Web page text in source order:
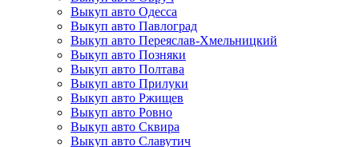
Выкуп авто Одесса
Выкуп авто Павлоград
Выкуп авто Переяслав-Хмельницкий
Выкуп авто Позняки
Выкуп авто Полтава
Выкуп авто Прилуки
Выкуп авто Ржищев
Выкуп авто Ровно
Выкуп авто Сквира
Выкуп авто Славутич